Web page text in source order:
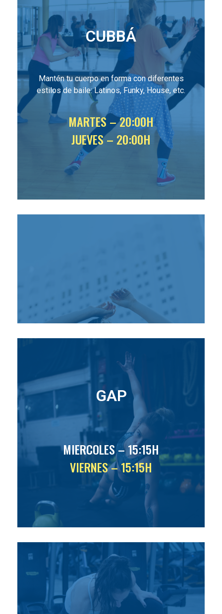
CUBBÁ
Mantén tu cuerpo en forma con diferentes
estilos de baile: Latinos, Funky, House, etc.
MARTES – 20:00H
JUEVES – 20:00H
GAP
MIERCOLES – 15:15H
VIERNES – 15:15H